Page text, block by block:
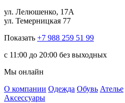
ул. Лелюшенко, 17А
ул. Темерницкая 77
Показать +7 988 259 51 99
c 11:00 до 20:00 без выходных
Мы онлайн
О компании Одежда Обувь Ателье
Аксессуары